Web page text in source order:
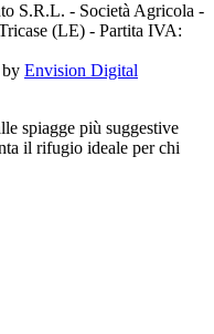
S.R.L. - Società Agricola -
(LE) - Partita IVA:
Envision Digital
spiagge più suggestive
il rifugio ideale per chi